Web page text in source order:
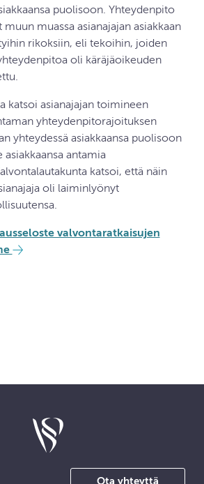
puolisoon. Yhteydenpito
muassa asianajajan asiakkaan
rikoksiin, eli tekoihin, joiden
oli käräjäoikeuden
katsoi asianajajan toimineen
yhteydenpitorajoituksen
yhteydessä asiakkaansa puolisoon
antamia
katsoi, että näin
oli laiminlyönyt
valvontaratkaisujen
Ota yhteyttä